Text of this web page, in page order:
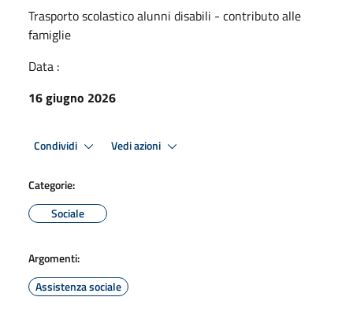
Trasporto scolastico alunni disabili - contributo alle
famiglie
Data :
16 giugno 2026
Condividi Vedi azioni
Categorie:
Sociale
Argomenti:
Assistenza sociale